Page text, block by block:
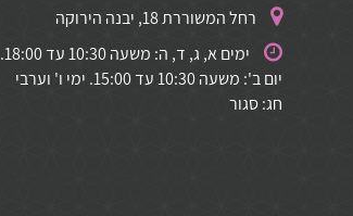
רחל המשוררת 18, יבנה הירוקה
ימים א, ג, ד, ה: משעה 10:30 עד 18:00.
יום ב': משעה 10:30 עד 15:00. ימי ו' וערבי
חג: סגור